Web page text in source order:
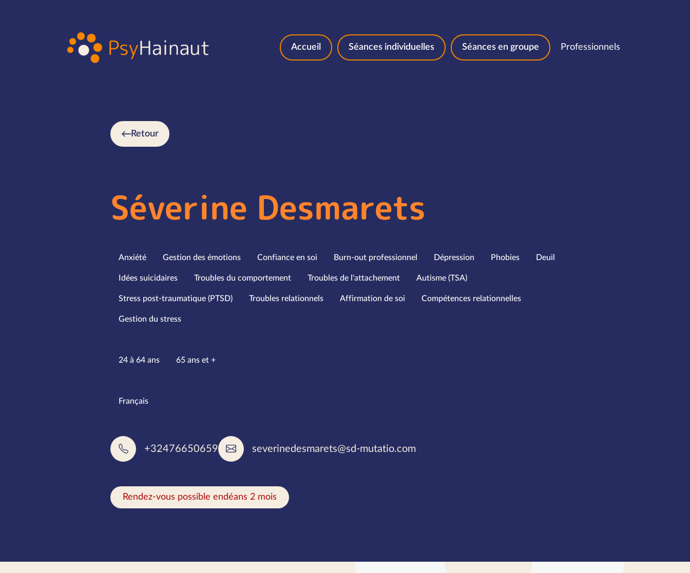
Accueil Séances individuelles Séances en groupe Professionnels
Retour
Séverine Desmarets
Spécialités
Anxiété Gestion des émotions Confiance en soi Burn-out professionnel Dépression Phobies Deuil
Idées suicidaires Troubles du comportement Troubles de l'attachement Autisme (TSA)
Stress post-traumatique (PTSD) Troubles relationnels Affirmation de soi Compétences relationnelles
Gestion du stress
Tranches d’âge
24 à 64 ans 65 ans et +
Langues parlées
Français
+32476650659 severinedesmarets@sd-mutatio.com
Rendez-vous possible endéans 2 mois